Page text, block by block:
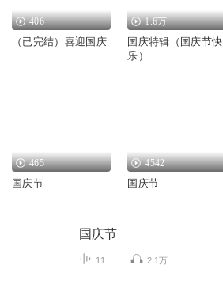
406
（已完结）喜迎国庆
1.6万
国庆特辑（国庆节快
乐）
465
国庆节
4542
国庆节
国庆节
11 2.1万